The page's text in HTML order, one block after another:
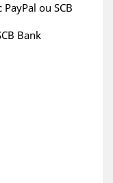
ou SCB
Bank